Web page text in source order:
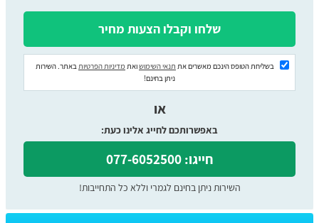
בשליחת הטופס הינכם מאשרים את תנאי השימושואת מדיניות הפרטיותבאתר. השירות
ניתן בחינם!
או
באפשרותכם לחייג אלינו כעת:
חייגו: 077-6052500
השירות ניתן בחינם לגמרי וללא כל התחייבות!